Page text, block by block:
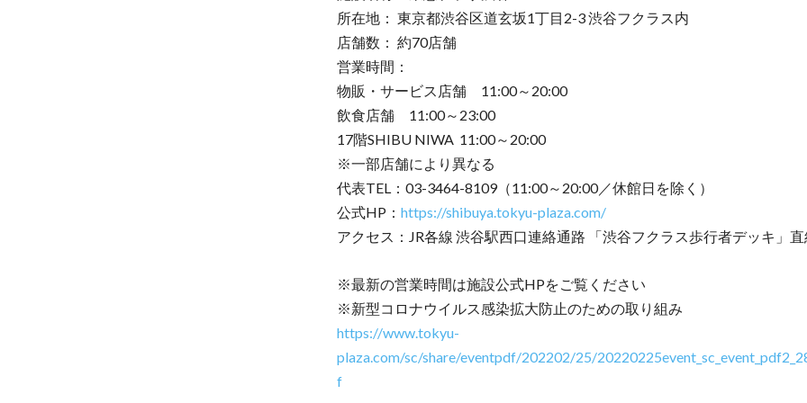
所在地： 東京都渋谷区道玄坂1丁目2-3 渋谷フクラス内
店舗数： 約70店舗
営業時間：
物販・サービス店舗 11:00～20:00
飲食店舗 11:00～23:00
17階SHIBU NIWA 11:00～20:00
※一部店舗により異なる
代表TEL：03-3464-8109（11:00～20:00／休館日を除く）
公式HP： https://shibuya.tokyu-plaza.com/
アクセス：JR各線 渋谷駅西口連絡通路 「渋谷フクラス歩行者デッキ」
※最新の営業時間は施設公式HPをご覧ください
※新型コロナウイルス感染拡大防止のための取り組み
https://www.tokyu-
plaza.com/sc/share/eventpdf/202202/25/
f